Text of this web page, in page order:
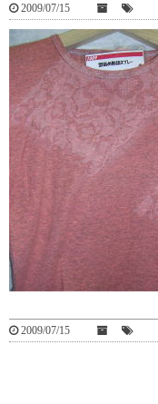
2009/07/15
2009/07/15